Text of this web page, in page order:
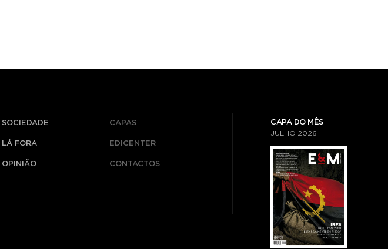
SOCIEDADE
LÁ FORA
OPINIÃO
CAPAS
EDICENTER
CONTACTOS
CAPA DO MÊS
JULHO 2026